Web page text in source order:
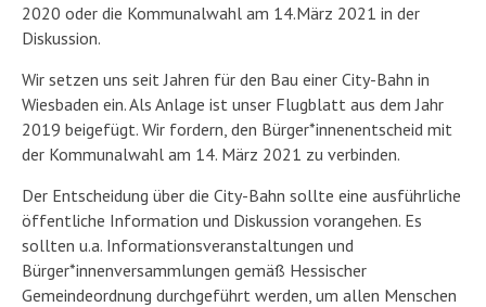
2020 oder die Kommunalwahl am 14.März 2021 in der
Diskussion.
Wir setzen uns seit Jahren für den Bau einer City-Bahn in
Wiesbaden ein. Als Anlage ist unser Flugblatt aus dem Jahr
2019 beigefügt. Wir fordern, den Bürger*innenentscheid mit
der Kommunalwahl am 14. März 2021 zu verbinden.
Der Entscheidung über die City-Bahn sollte eine ausführliche
öffentliche Information und Diskussion vorangehen. Es
sollten u.a. Informationsveranstaltungen und
Bürger*innenversammlungen gemäß Hessischer
Gemeindeordnung durchgeführt werden, um allen Menschen